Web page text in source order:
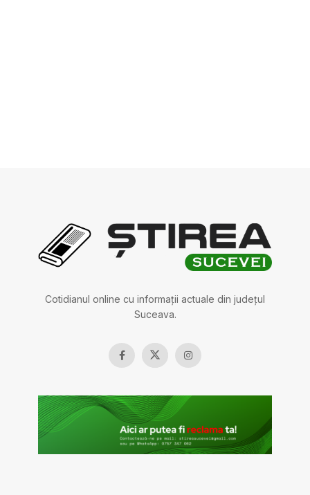
Cotidianul online cu informații actuale din județul
Suceava.